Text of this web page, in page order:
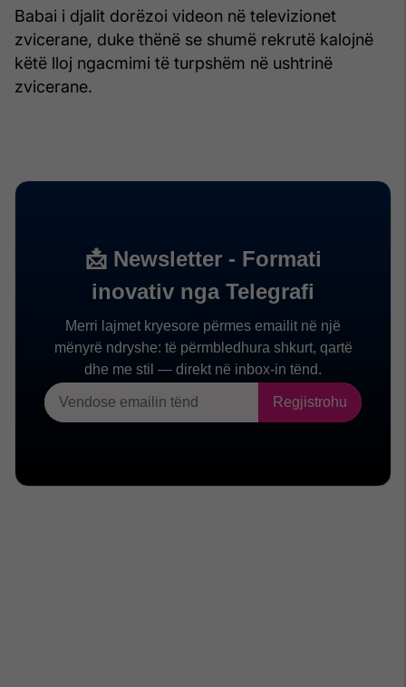
Babai i djalit dorëzoi videon në televizionet
zvicerane, duke thënë se shumë rekrutë kalojnë
këtë lloj ngacmimi të turpshëm në ushtrinë
zvicerane.